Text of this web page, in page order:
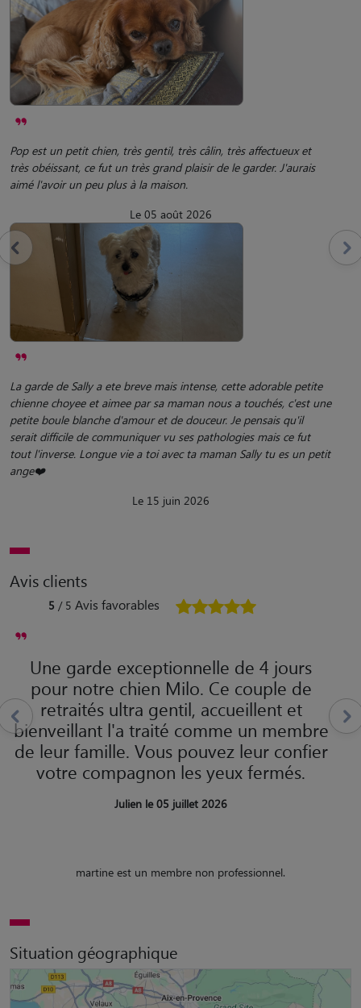
Pop est un petit chien, très gentil, très câlin, très affectueux et
très obéissant, ce fut un très grand plaisir de le garder. J'aurais
aimé l'avoir un peu plus à la maison.
Le 05 août 2026
La garde de Sally a ete breve mais intense, cette adorable petite
chienne choyee et aimee par sa maman nous a touchés, c'est une
petite boule blanche d'amour et de douceur. Je pensais qu'il
serait difficile de communiquer vu ses pathologies mais ce fut
tout l'inverse. Longue vie a toi avec ta maman Sally tu es un petit
ange❤️
Le 15 juin 2026
Avis clients
5 / 5 Avis favorables
Une garde exceptionnelle de 4 jours
pour notre chien Milo. Ce couple de
retraités ultra gentil, accueillent et
bienveillant l'a traité comme un membre
de leur famille. Vous pouvez leur confier
votre compagnon les yeux fermés.
Julien le 05 juillet 2026
martine est un membre non professionnel.
Situation géographique